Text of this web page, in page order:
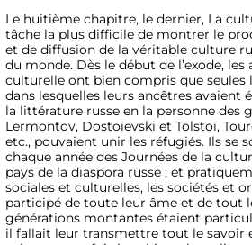
Le huitième chapitre, le dernier, La
tâche la plus difficile de montrer le
et de diffusion de la véritable culture
du monde. Dès le début de l’exode, les
culturelle ont bien compris que seules
dans lesquelles leurs ancêtres avaient
la littérature russe en la personne des
Lermontov, Dostoïevski et Tolstoï,
etc., pouvaient unir les réfugiés. Ils se
chaque année des Journées de la
pays de la diaspora russe ; et
sociales et culturelles, les sociétés et
participé de toute leur âme et de tout
générations montantes étaient
il fallait leur transmettre tout le savoir